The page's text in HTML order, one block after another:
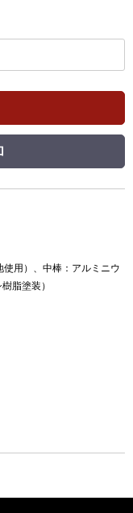
用）、中棒：アルミニウ
脂塗装）